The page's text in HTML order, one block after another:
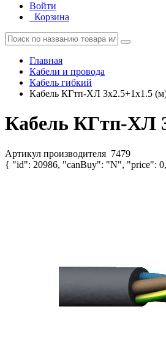
Войти
Корзина
Главная
Кабели и провода
Кабель гибкий
Кабель КГтп-ХЛ 3х2.5+1х1.5
Кабель КГтп-ХЛ
Артикул производителя 7479
{ "id": 20986, "canBuy": "N", "price":